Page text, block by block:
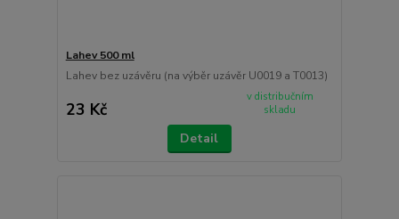
Lahev 500 ml
Lahev bez uzávěru (na výběr uzávěr U0019 a T0013)
23 Kč
v distribučním
skladu
Detail